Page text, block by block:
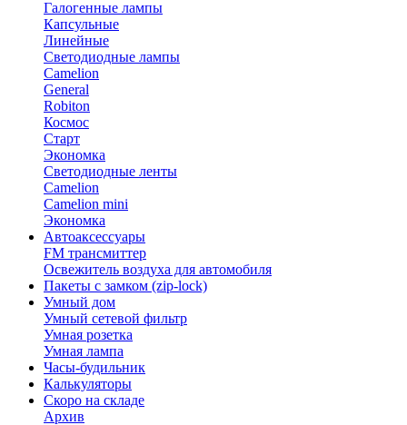
Галогенные лампы
Капсульные
Линейные
Светодиодные лампы
Camelion
General
Robiton
Космос
Старт
Экономка
Светодиодные ленты
Camelion
Camelion mini
Экономка
Автоаксессуары
FM трансмиттер
Освежитель воздуха для автомобиля
Пакеты с замком (zip-lock)
Умный дом
Умный сетевой фильтр
Умная розетка
Умная лампа
Часы-будильник
Калькуляторы
Скоро на складе
Архив